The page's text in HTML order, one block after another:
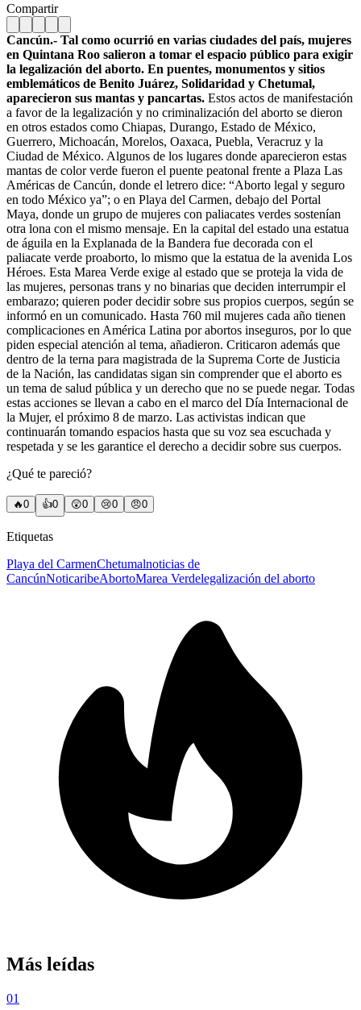
Compartir
Cancún.- Tal como ocurrió en varias ciudades del país, mujeres
en Quintana Roo salieron a tomar el espacio público para exigir
la legalización del aborto. En puentes, monumentos y sitios
emblemáticos de Benito Juárez, Solidaridad y Chetumal,
aparecieron sus mantas y pancartas. Estos actos de manifestación
a favor de la legalización y no criminalización del aborto se dieron
en otros estados como Chiapas, Durango, Estado de México,
Guerrero, Michoacán, Morelos, Oaxaca, Puebla, Veracruz y la
Ciudad de México. Algunos de los lugares donde aparecieron estas
mantas de color verde fueron el puente peatonal frente a Plaza Las
Américas de Cancún, donde el letrero dice: “Aborto legal y seguro
en todo México ya”; o en Playa del Carmen, debajo del Portal
Maya, donde un grupo de mujeres con paliacates verdes sostenían
otra lona con el mismo mensaje. En la capital del estado una estatua
de águila en la Explanada de la Bandera fue decorada con el
paliacate verde proaborto, lo mismo que la estatua de la avenida Los
Héroes. Esta Marea Verde exige al estado que se proteja la vida de
las mujeres, personas trans y no binarias que deciden interrumpir el
embarazo; quieren poder decidir sobre sus propios cuerpos, según se
informó en un comunicado. Hasta 760 mil mujeres cada año tienen
complicaciones en América Latina por abortos inseguros, por lo que
piden especial atención al tema, añadieron. Criticaron además que
dentro de la terna para magistrada de la Suprema Corte de Justicia
de la Nación, las candidatas sigan sin comprender que el aborto es
un tema de salud pública y un derecho que no se puede negar. Todas
estas acciones se llevan a cabo en el marco del Día Internacional de
la Mujer, el próximo 8 de marzo. Las activistas indican que
continuarán tomando espacios hasta que su voz sea escuchada y
respetada y se les garantice el derecho a decidir sobre sus cuerpos.
¿Qué te pareció?
🔥0 👍0 😲0 😢0 😠0
Etiquetas
Playa del CarmenChetumalnoticias de
CancúnNoticaribeAbortoMarea Verdelegalización del aborto
Más leídas
01